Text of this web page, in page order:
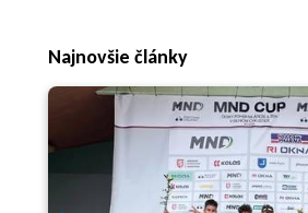
Najnovšie články